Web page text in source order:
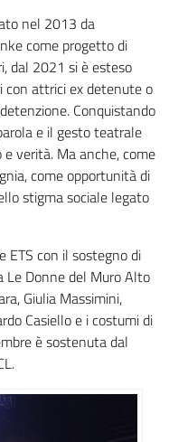
nel 2013 da
come progetto di
dal 2021 si è esteso
con attrici ex detenute o
Conquistando
e il gesto teatrale
verità. Ma anche, come
come opportunità di
stigma sociale legato
ETS con il sostegno di
Le Donne del Muro Alto
Giulia Massimini,
Casiello e i costumi di
è sostenuta dal